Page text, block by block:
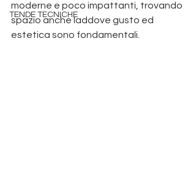
TENDE TECNICHE
moderne e poco impattanti, trovando
spazio anche laddove gusto ed
estetica sono fondamentali.